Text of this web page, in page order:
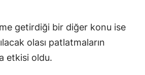
getirdiği bir diğer konu ise
olası patlatmaların
etkisi oldu.